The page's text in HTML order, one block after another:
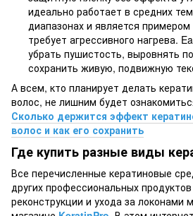
идеально работает в средних
диапазонах и является примером
требует агрессивного нагрева.
убрать пушистость, выровнять
сохранить живую, подвижную
А всем, кто планирует делать
волос, не лишним будет
Сколько держится эффект
волос и как его сохранить
Где купить разные виды
Все перечисленные кератиновые
других профессиональных
реконструкции и ухода за локонами